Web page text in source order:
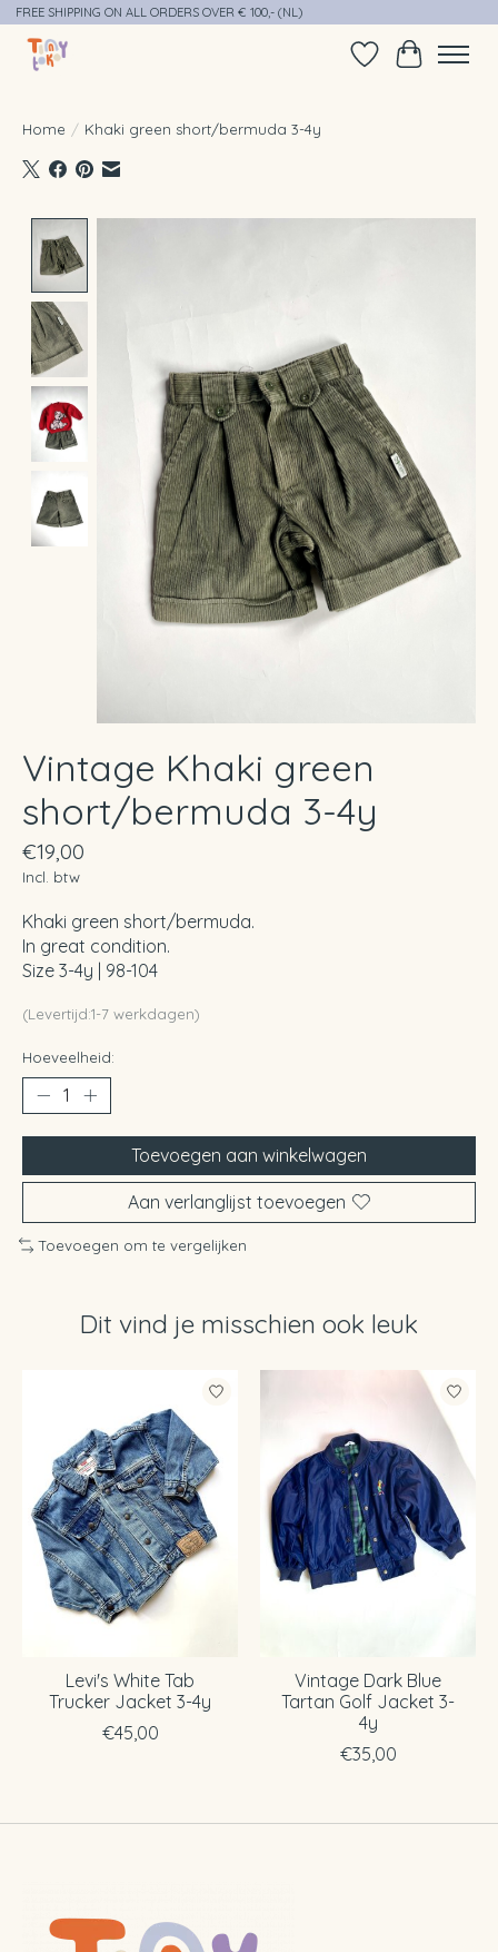
FREE SHIPPING ON ALL ORDERS OVER € 100,- (NL)
Verlanglijst
Home / Khaki green short/bermuda 3-4y
Vintage Khaki green
short/bermuda 3-4y
€19,00
Incl. btw
Khaki green short/bermuda.
In great condition.
Size 3-4y | 98-104
(Levertijd:1-7 werkdagen)
Hoeveelheid:
Toevoegen aan winkelwagen
Aan verlanglijst toevoegen
Toevoegen om te vergelijken
Dit vind je misschien ook leuk
Items van productcarrousel
Levi's White Tab
Trucker Jacket 3-4y
€45,00
Vintage Dark Blue
Tartan Golf Jacket 3-
4y
€35,00